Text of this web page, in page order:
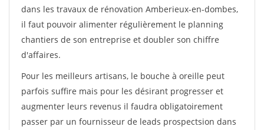
dans les travaux de rénovation Amberieux-en-dombes,
il faut pouvoir alimenter régulièrement le planning
chantiers de son entreprise et doubler son chiffre
d'affaires.
Pour les meilleurs artisans, le bouche à oreille peut
parfois suffire mais pour les désirant progresser et
augmenter leurs revenus il faudra obligatoirement
passer par un fournisseur de leads prospectsion dans